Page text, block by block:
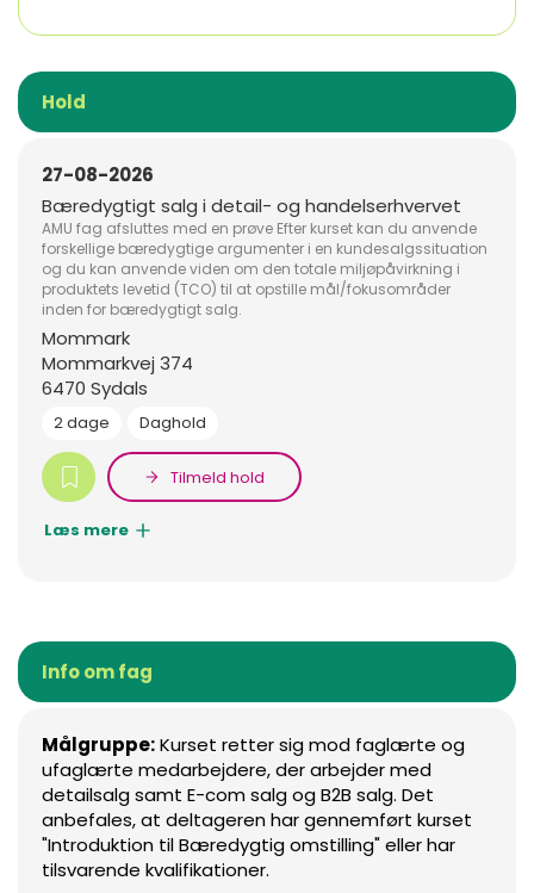
Hold
27-08-2026
Bæredygtigt salg i detail- og handelserhvervet
AMU fag afsluttes med en prøve Efter kurset kan du anvende
forskellige bæredygtige argumenter i en kundesalgssituation
og du kan anvende viden om den totale miljøpåvirkning i
produktets levetid (TCO) til at opstille mål/fokusområder
inden for bæredygtigt salg.
Mommark
Mommarkvej 374
6470 Sydals
2 dage Daghold
Tilmeld hold
Læs mere
Info om fag
Målgruppe:Kurset retter sig mod faglærte og
ufaglærte medarbejdere, der arbejder med
detailsalg samt E-com salg og B2B salg. Det
anbefales, at deltageren har gennemført kurset
"Introduktion til Bæredygtig omstilling" eller har
tilsvarende kvalifikationer.